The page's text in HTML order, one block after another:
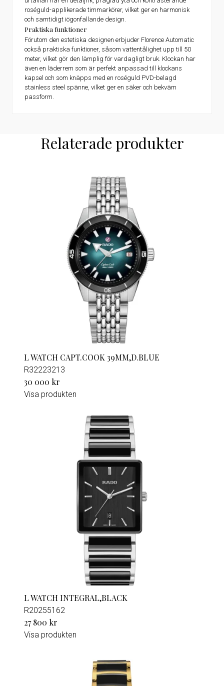
roséguld-applikerade timmarkörer, vilket ger en harmonisk
och samtidigt iögonfallande design.
Praktiska funktioner
Förutom den estetiska designen erbjuder Florence Automatic
också praktiska funktioner, såsom vattentålighet upp till 50
meter, vilket gör den lämplig för vardagligt bruk. Klockan har
även en läderrem som är perfekt anpassad till klockans
kapsel och som knäpps med en roséguld PVD-belagd
stainless steel spänne, vilket ger en säker och bekväm
passform.
Relaterade produkter
L WATCH CAPT.COOK 39MM,D.BLUE
R32223213
30 000 kr
Visa produkten
L WATCH INTEGRAL,BLACK
R20255162
27 800 kr
Visa produkten